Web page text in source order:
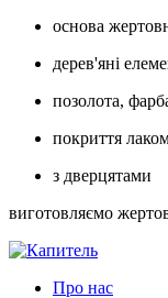
основа
дерев'яні
позолота,
покриття
з дверцятами
виготовляємо
Про нас